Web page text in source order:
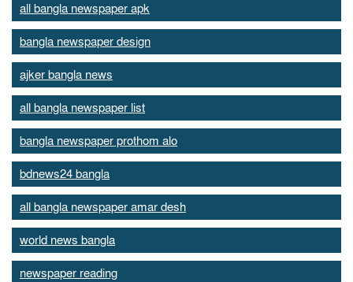
all bangla newspaper apk
bangla newspaper design
ajker bangla news
all bangla newspaper list
bangla newspaper prothom alo
bdnews24 bangla
all bangla newspaper amar desh
world news bangla
newspaper reading